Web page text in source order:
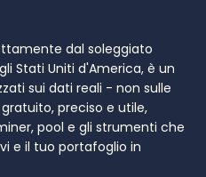
dal soleggiato
Stati Uniti d'America, è un
sui dati reali - non sulle
preciso e utile,
pool e gli strumenti che
e il tuo portafoglio in